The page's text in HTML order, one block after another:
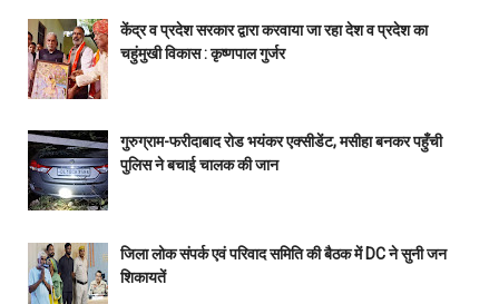
केंद्र व प्रदेश सरकार द्वारा करवाया जा रहा देश व प्रदेश का
चहुंमुखी विकास : कृष्णपाल गुर्जर
गुरुग्राम-फरीदाबाद रोड भयंकर एक्सीडेंट, मसीहा बनकर पहुँची
पुलिस ने बचाई चालक की जान
जिला लोक संपर्क एवं परिवाद समिति की बैठक में DC ने सुनी जन
शिकायतें